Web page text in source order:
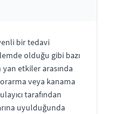
bir tedavi
olduğu gibi bazı
etkiler arasında
veya kanama
tarafından
uyulduğunda